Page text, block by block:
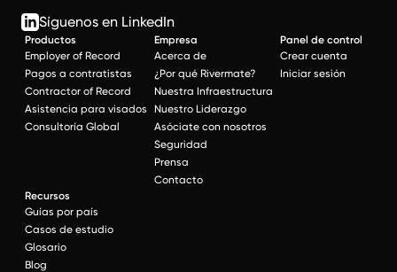
Síguenos en LinkedIn
Productos
Employer of Record
Pagos a contratistas
Contractor of Record
Asistencia para visados
Consultoría Global
Empresa
Acerca de
¿Por qué Rivermate?
Nuestra Infraestructura
Nuestro Liderazgo
Asóciate con nosotros
Seguridad
Prensa
Contacto
Panel de control
Crear cuenta
Iniciar sesión
Recursos
Guías por país
Casos de estudio
Glosario
Blog